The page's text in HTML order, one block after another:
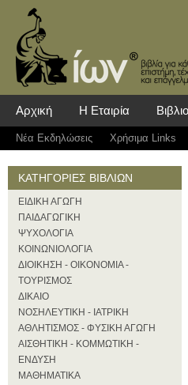
Αρχική Η Εταιρία
Νέα Eκδηλώσεις Χρήσιμα Links
ΚΑΤΗΓΟΡΙΕΣ ΒΙΒΛΙΩΝ
ΕΙΔΙΚΗ ΑΓΩΓΗ
ΠΑΙΔΑΓΩΓΙΚΗ
ΨΥΧΟΛΟΓΙΑ
ΚΟΙΝΩΝΙΟΛΟΓΙΑ
ΔΙΟΙΚΗΣΗ - ΟΙΚΟΝΟΜΙΑ -
ΤΟΥΡΙΣΜΟΣ
ΔΙΚΑΙΟ
ΝΟΣΗΛΕΥΤΙΚΗ - ΙΑΤΡΙΚΗ
ΑΘΛΗΤΙΣΜΟΣ - ΦΥΣΙΚΗ ΑΓΩΓΗ
ΑΙΣΘΗΤΙΚΗ - ΚΟΜΜΩΤΙΚΗ -
ΕΝΔΥΣΗ
ΜΑΘΗΜΑΤΙΚΑ